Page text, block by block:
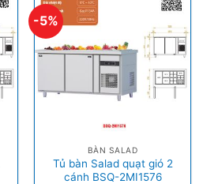
-5%
BÀN SALAD
Tủ bàn Salad quạt gió 2
cánh BSQ-2MI1576